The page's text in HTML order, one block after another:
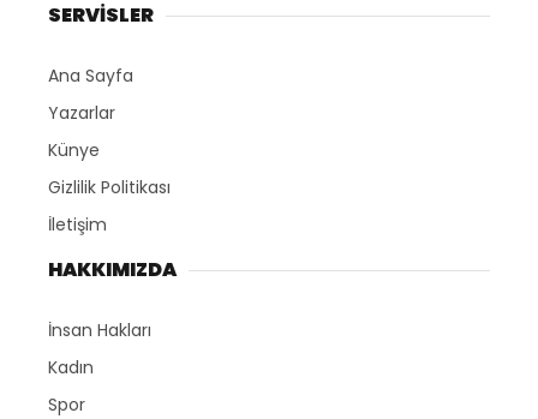
SERVİSLER
Ana Sayfa
Yazarlar
Künye
Gizlilik Politikası
İletişim
HAKKIMIZDA
İnsan Hakları
Kadın
Spor